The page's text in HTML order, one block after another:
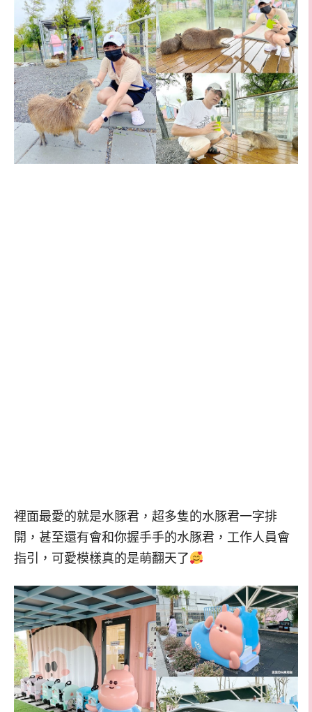
裡面最愛的就是水豚君，超多隻的水豚君一字排
開，甚至還有會和你握手手的水豚君，工作人員會
指引，可愛模樣真的是萌翻天了